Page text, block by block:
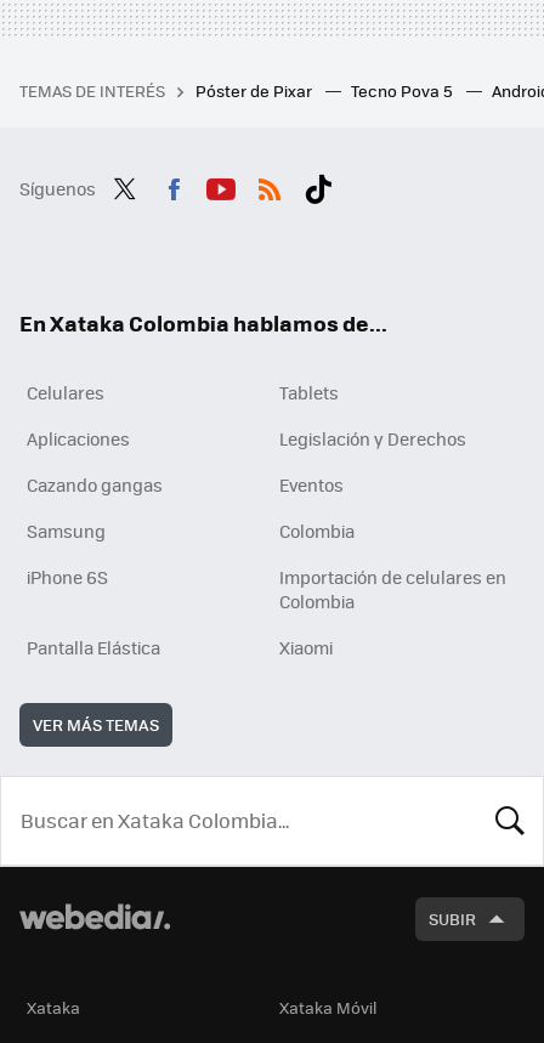
TEMAS DE INTERÉS Póster de Pixar Tecno Pova 5
Síguenos
En Xataka Colombia hablamos de...
Celulares
Tablets
Aplicaciones
Legislación y Derechos
Cazando gangas
Eventos
Samsung
Colombia
iPhone 6S
Importación de celulares en
Colombia
Pantalla Elástica
Xiaomi
VER MÁS TEMAS
SUBIR
Xataka
Xataka Móvil